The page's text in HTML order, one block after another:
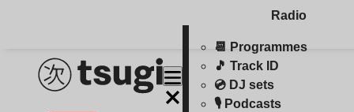
Radio
📆 Programmes
🎵 Track ID
💿 DJ sets
🎙️ Podcasts